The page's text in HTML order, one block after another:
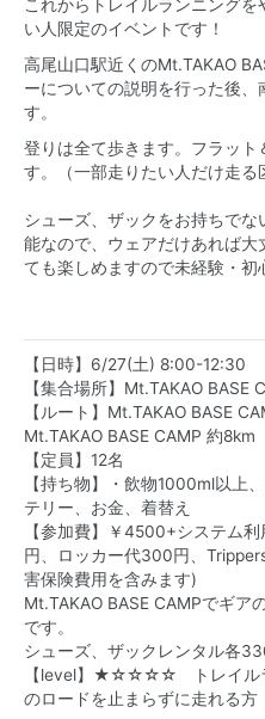
これからトレイルランニング
い人限定のイベントです！
高尾山口駅近くのMt.TAKAO
ーについての説明を行った後
す。
登りは全て歩きます。フラット
す。（一部走りたい人だけ走る
シューズ、ザックをお持ちでな
能なので、ウェアだけあれば大
ても楽しめますので未経験・初
【日時】6/27(土) 8:00-12:30
【集合場所】Mt.TAKAO BASE
【ルート】Mt.TAKAO BASE
Mt.TAKAO BASE CAMP 約8km
【定員】12名
【持ち物】・飲物1000ml以上
テリー、お金、着替え
【参加費】￥4500+システム
円、ロッカー代300円、
害保険費用を含みます)
Mt.TAKAO BASE CAMPでギア
です。
シューズ、ザックレンタル各
【level】★☆☆☆☆ トレイル
のロードを止まらずに走れる方